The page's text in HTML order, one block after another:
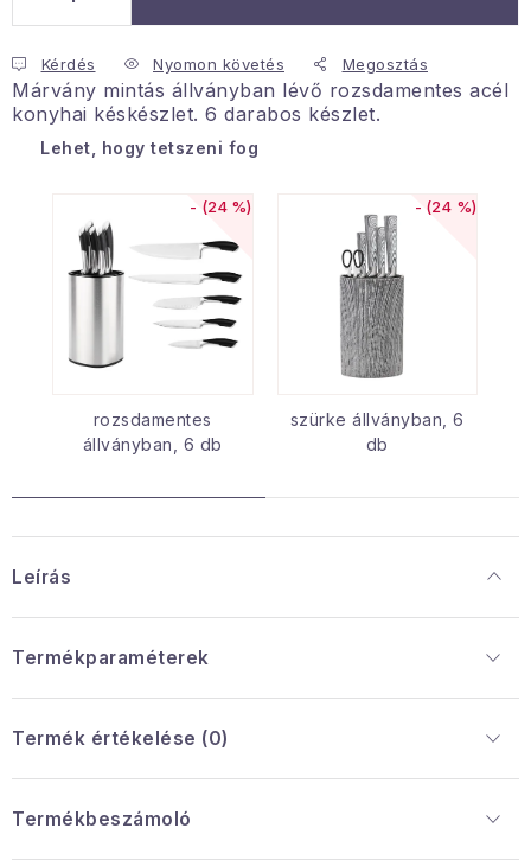
Veľkoobchodná spolupráca
A személyes adatok védelmének feltételei
Kereskedelem feltételes
Információ a mellékletről
Érintkezés
Rólunk
Kérdés Nyomon követés Megosztás
Márvány mintás állványban lévő rozsdamentes acél
konyhai késkészlet. 6 darabos készlet.
Lehet, hogy tetszeni fog
rozsdamentes
állványban, 6 db
(24 %)
szürke állványban, 6
db
(24 %)
Leírás
Termékparaméterek
Termék értékelése (0)
Termékbeszámoló